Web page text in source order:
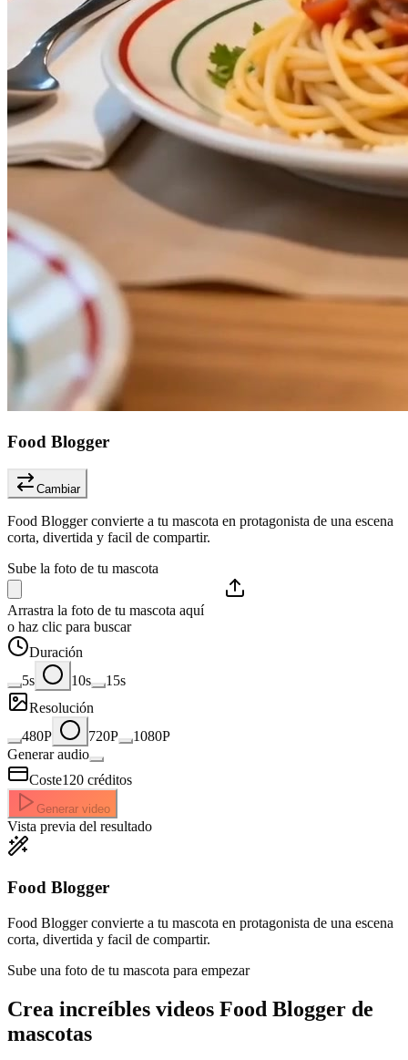
Food Blogger
Cambiar
Food Blogger convierte a tu mascota en protagonista de una escena
corta, divertida y facil de compartir.
Sube la foto de tu mascota
Arrastra la foto de tu mascota aquí
o haz clic para buscar
Duración
5s
10s
15s
Resolución
480P
720P
1080P
Generar audio
Coste120 créditos
Generar video
Vista previa del resultado
Food Blogger
Food Blogger convierte a tu mascota en protagonista de una escena
corta, divertida y facil de compartir.
Sube una foto de tu mascota para empezar
Crea increíbles videos Food Blogger de
mascotas